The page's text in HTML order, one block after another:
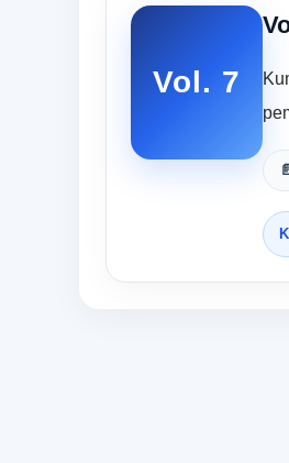
Vol. 7